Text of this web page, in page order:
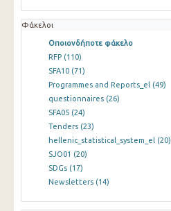
Φάκελοι
Οποιονδήποτε φάκελο
RFP (110)
SFA10 (71)
Programmes and Reports_el (49)
questionnaires (26)
SFA05 (24)
Tenders (23)
hellenic_statistical_system_el (20)
SJO01 (20)
SDGs (17)
Newsletters (14)